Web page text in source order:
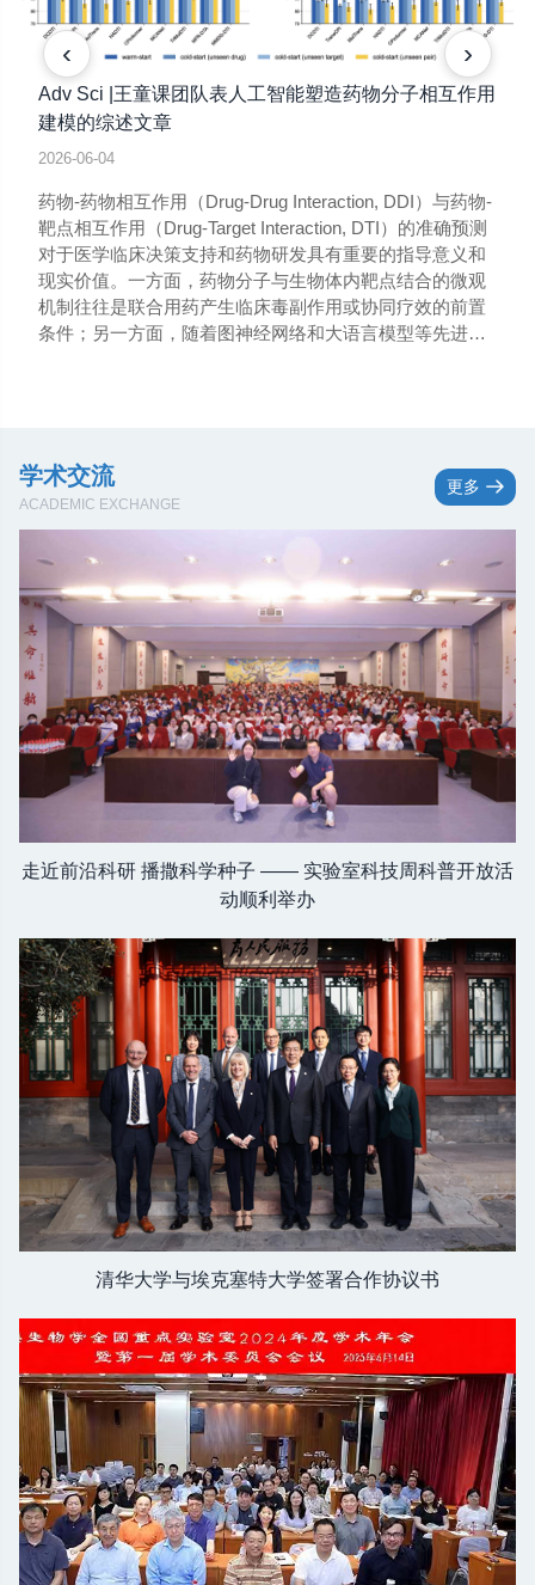
Adv Sci |王童课团队表人工智能塑造药物分子相互作用
建模的综述文章
2026-06-04
药物-药物相互作用（Drug-Drug Interaction, DDI）与药物-
靶点相互作用（Drug-Target Interaction, DTI）的准确预测
对于医学临床决策支持和药物研发具有重要的指导意义和
现实价值。一方面，药物分子与生物体内靶点结合的微观
机制往往是联合用药产生临床毒副作用或协同疗效的前置
条件；另一方面，随着图神经网络和大语言模型等先进人
在生物学机制与算法设计上的内在联系。
‹ ›
学术交流
ACADEMIC EXCHANGE
更多
走近前沿科研 播撒科学种子 —— 实验室科技周科普开放活
动顺利举办
清华⼤学与埃克塞特⼤学签署合作协议书